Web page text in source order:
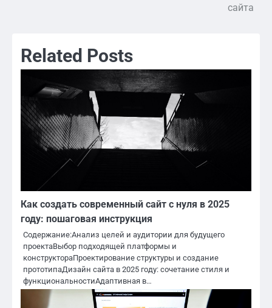
сайта
Related Posts
Как создать современный сайт с нуля в 2025
году: пошаговая инструкция
Содержание:Анализ целей и аудитории для будущего
проектаВыбор подходящей платформы и
конструктораПроектирование структуры и создание
прототипаДизайн сайта в 2025 году: сочетание стиля и
функциональностиАдаптивная в…